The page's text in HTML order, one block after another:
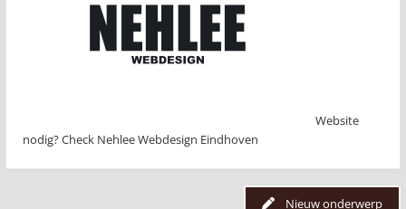
Website
nodig? Check Nehlee Webdesign Eindhoven
Nieuw onderwerp